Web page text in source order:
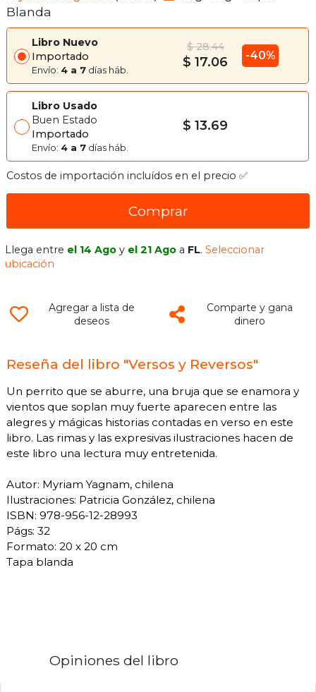
Blanda
Libro Nuevo
Importado
Envío: 4 a 7 días háb.
$ 28.44
$ 17.06 -40%
Libro Usado
Buen Estado
Importado
Envío: 4 a 7 días háb.
$ 13.69
Costos de importación incluídos en el precio ✅
Comprar
Llega entre el 14 Ago y el 21 Ago a FL.Seleccionar
ubicación
Agregar a lista de
deseos
Comparte y gana
dinero
Reseña del libro "Versos y Reversos"
Un perrito que se aburre, una bruja que se enamora y
vientos que soplan muy fuerte aparecen entre las
alegres y mágicas historias contadas en verso en este
libro. Las rimas y las expresivas ilustraciones hacen de
este libro una lectura muy entretenida.
Autor: Myriam Yagnam, chilena
Ilustraciones: Patricia González, chilena
ISBN: 978-956-12-28993
Págs: 32
Formato: 20 x 20 cm
Tapa blanda
Opiniones del libro